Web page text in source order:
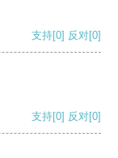
支持[0] 反对[0]
支持[0] 反对[0]